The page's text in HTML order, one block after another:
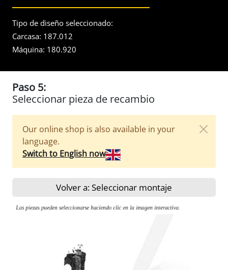
Tipo de diseño seleccionado:
Carcasa: 187.012
Máquina: 180.920
Paso 5:
Seleccionar pieza de recambio
Our online shop is also available in your
language.
Switch to English now
Volver a: Seleccionar montaje